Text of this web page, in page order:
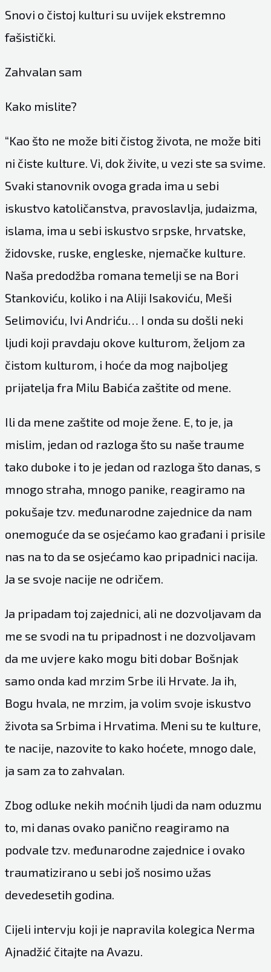
Snovi o čistoj kulturi su uvijek ekstremno
fašistički.
Zahvalan sam
Kako mislite?
“Kao što ne može biti čistog života, ne može biti
ni čiste kulture. Vi, dok živite, u vezi ste sa svime.
Svaki stanovnik ovoga grada ima u sebi
iskustvo katoličanstva, pravoslavlja, judaizma,
islama, ima u sebi iskustvo srpske, hrvatske,
židovske, ruske, engleske, njemačke kulture.
Naša predodžba romana temelji se na Bori
Stankoviću, koliko i na Aliji Isakoviću, Meši
Selimoviću, Ivi Andriću… I onda su došli neki
ljudi koji pravdaju okove kulturom, željom za
čistom kulturom, i hoće da mog najboljeg
prijatelja fra Milu Babića zaštite od mene.
Ili da mene zaštite od moje žene. E, to je, ja
mislim, jedan od razloga što su naše traume
tako duboke i to je jedan od razloga što danas, s
mnogo straha, mnogo panike, reagiramo na
pokušaje tzv. međunarodne zajednice da nam
onemoguće da se osjećamo kao građani i prisile
nas na to da se osjećamo kao pripadnici nacija.
Ja se svoje nacije ne odričem.
Ja pripadam toj zajednici, ali ne dozvoljavam da
me se svodi na tu pripadnost i ne dozvoljavam
da me uvjere kako mogu biti dobar Bošnjak
samo onda kad mrzim Srbe ili Hrvate. Ja ih,
Bogu hvala, ne mrzim, ja volim svoje iskustvo
života sa Srbima i Hrvatima. Meni su te kulture,
te nacije, nazovite to kako hoćete, mnogo dale,
ja sam za to zahvalan.
Zbog odluke nekih moćnih ljudi da nam oduzmu
to, mi danas ovako panično reagiramo na
podvale tzv. međunarodne zajednice i ovako
traumatizirano u sebi još nosimo užas
devedesetih godina.
Cijeli intervju koji je napravila kolegica Nerma
Ajnadžić čitajte na Avazu.